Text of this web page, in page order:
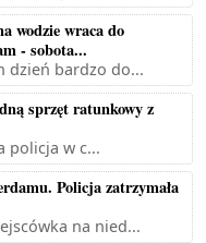
wodzie wraca do
- sobota...
dzień bardzo do...
sprzęt ratunkowy z
policja w c...
Policja zatrzymała
na nied...